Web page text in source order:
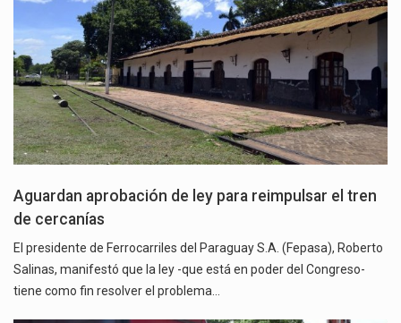
Aguardan aprobación de ley para reimpulsar el tren
de cercanías
El presidente de Ferrocarriles del Paraguay S.A. (Fepasa), Roberto
Salinas, manifestó que la ley -que está en poder del Congreso-
tiene como fin resolver el problema…